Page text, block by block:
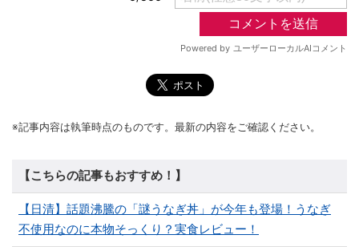
※記事内容は執筆時点のものです。最新の内容をご確認ください。
【こちらの記事もおすすめ！】
【日清】話題沸騰の「謎うなぎ丼」が今年も登場！うなぎ
不使用なのに本物そっくり？実食レビュー！